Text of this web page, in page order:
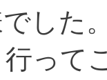
した
って